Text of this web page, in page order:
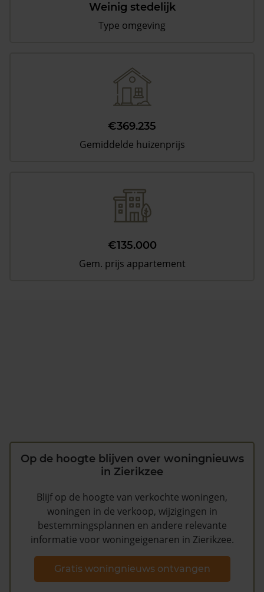
Weinig stedelijk
Type omgeving
€369.235
Gemiddelde huizenprijs
€135.000
Gem. prijs appartement
Op de hoogte blijven over woningnieuws
in Zierikzee
Blijf op de hoogte van verkochte woningen,
woningen in de verkoop, wijzigingen in
bestemmingsplannen en andere relevante
informatie voor woningeigenaren in Zierikzee.
Gratis woningnieuws ontvangen